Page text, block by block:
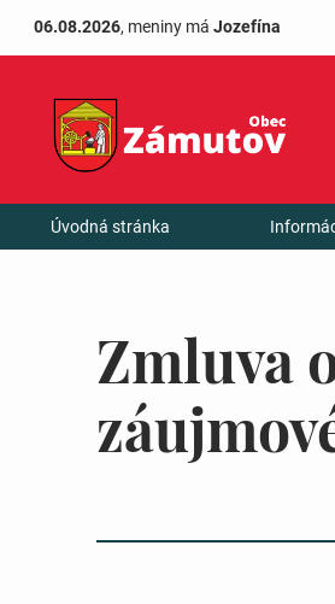
06.08.2026, meniny má Jozefína
Úvodná stránka
Zmluva